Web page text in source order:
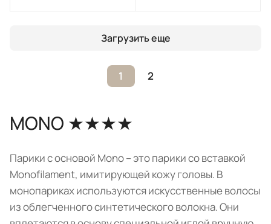
Загрузить еще
1 2
MONO ★★★★
Парики с основой Mono – это парики со вставкой
Monofilament, имитирующей кожу головы. В
монопариках используются искусственные волосы
из облегченного синтетического волокна. Они